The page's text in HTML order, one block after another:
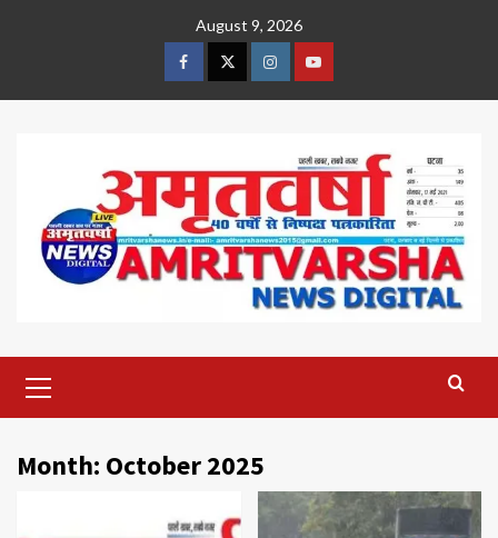
August 9, 2026
FacebookTwitterInstagramYoutube
Menu
Month: October 2025